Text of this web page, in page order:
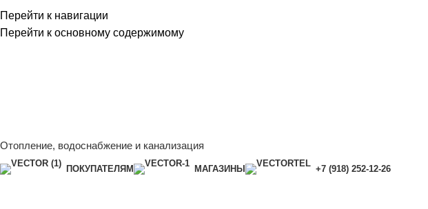
Перейти к навигации
Перейти к основному содержимому
Отопление, водоснабжение и канализация
ПОКУПАТЕЛЯМ МАГАЗИНЫ +7 (918) 252-12-26